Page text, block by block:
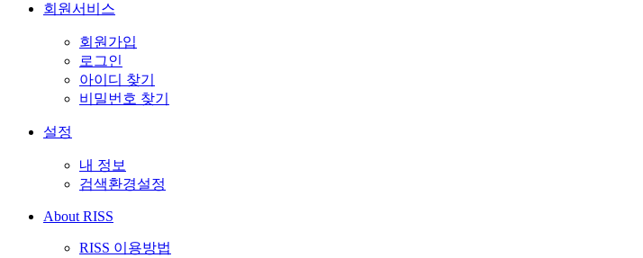
회원서비스
회원가입
로그인
아이디 찾기
비밀번호 찾기
설정
내 정보
검색환경설정
About RISS
RISS 이용방법